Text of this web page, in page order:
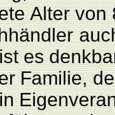
Alter von
es denkba
Familie,